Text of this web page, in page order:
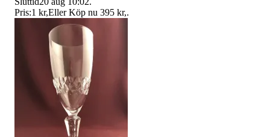
Pris:1 kr,Eller Köp nu 395 kr,.